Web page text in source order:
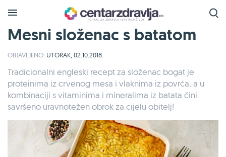
Mesni složenac s batatom
OBJAVLJENO: UTORAK, 02.10.2018.
Tradicionalni engleski recept za složenac bogat je
proteinima iz crvenog mesa i vlaknima iz povrća, a u
kombinaciji s vitaminima i mineralima iz batata čini
savršeno uravnotežen obrok za cijelu obitelj!